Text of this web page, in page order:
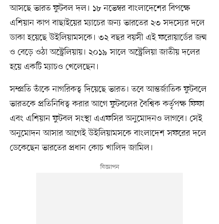
আসছে ভারত ফুটবল দল। ১৮ নভেম্বর বাংলাদেশের বিপক্ষে
এশিয়ান কাপ বাছাইয়ের ম্যাচের জন্য ভারতের ২৩ সদস্যের দলে
ডাকা হয়েছে উইলিয়ামসকে। ৩২ বছর বয়সী এই ফরোয়ার্ডের জন্ম
ও বেড়ে ওঠা অস্ট্রেলিয়ায়। ২০১৯ সালে অস্ট্রেলিয়া জাতীয় দলের
হয়ে একটি ম্যাচও খেলেছেন।
সম্প্রতি তাঁকে নাগরিকত্ব দিয়েছে ভারত। তবে আন্তর্জাতিক ফুটবলে
ভারতকে প্রতিনিধিত্ব করার আগে ফুটবলের বৈশ্বিক কর্তৃপক্ষ ফিফা
এবং এশিয়ান ফুটবল সংস্থা এএফসির অনুমোদনও লাগবে। সেই
অনুমোদন আসার আগেই উইলিয়ামসকে বাংলাদেশ সফরের দলে
ডেকেছেন ভারতের প্রধান কোচ খালিদ জামিল।